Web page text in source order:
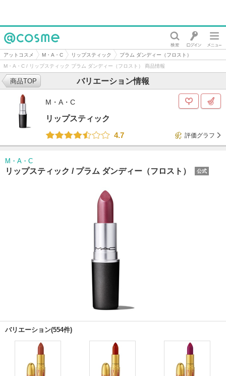
@cosme
アットコスメ M・A・C リップスティック
プラム ダンディー（フロスト）
M・A・C / リップスティック プラム ダンディー（フロスト） 商品情報
バリエーション情報
商品TOP
M・A・C
リップスティック
4.7
評価グラフ
M・A・C
リップスティック / プラム ダンディー（フロスト） 公式
バリエーション(554件)